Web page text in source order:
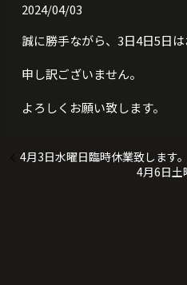
2024/04/03
誠に勝手ながら、3日4日5日は
申し訳ございません。
よろしくお願い致します。
4月3日水曜日臨時休業致します。
4月6日土